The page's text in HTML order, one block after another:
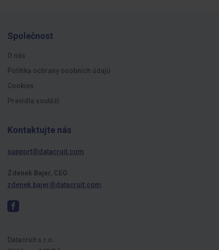
Společnost
O nás
Politika ochrany osobních údajů
Cookies
Pravidla soutěží
Kontaktujte nás
support@datacruit.com
Zdenek Bajer, CEO
zdenek.bajer@datacruit.com
Datacruit s.r.o.